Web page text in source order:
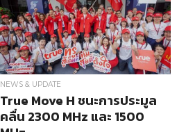
NEWS & UPDATE
True Move H ชนะการประมูล
คลื่น 2300 MHz และ 1500